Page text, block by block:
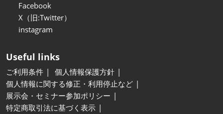
Facebook
X（旧:Twitter）
instagram
Useful links
ご利用条件
個人情報保護方針
個人情報に関する修正・利用停止など
展示会・セミナー参加ポリシー
特定商取引法に基づく表示